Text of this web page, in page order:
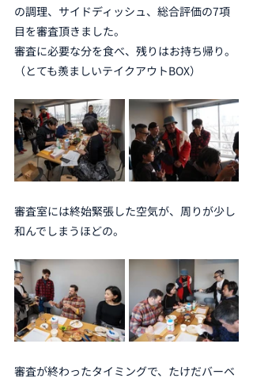
の調理、サイドディッシュ、総合評価の7項
目を審査頂きました。
審査に必要な分を食べ、残りはお持ち帰り。
（とても羨ましいテイクアウトBOX）
審査室には終始緊張した空気が、周りが少し
和んでしまうほどの。
審査が終わったタイミングで、たけだバーベ